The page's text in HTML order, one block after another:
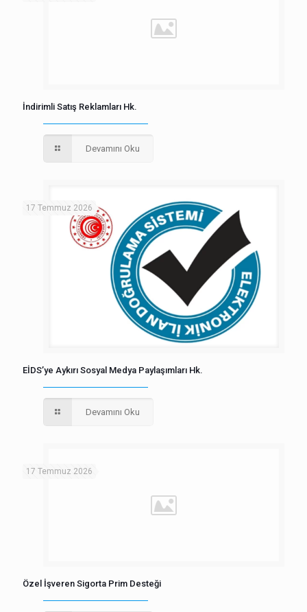
İndirimli Satış Reklamları Hk.
Devamını Oku
17 Temmuz 2026
EİDS’ye Aykırı Sosyal Medya Paylaşımları Hk.
Devamını Oku
17 Temmuz 2026
Özel İşveren Sigorta Prim Desteği